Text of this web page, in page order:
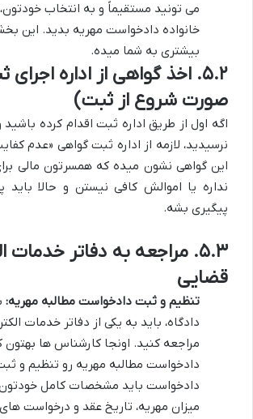
می تونید مستقیماً و به انتخاب
خانواده دادخواست مهریه بدید. این
بیشتری به شما میده.
۵.۲. اخذ گواهی از اداره
صورت شروع از ثبت)
اگه اول از طریق اداره ثبت اقدام کرده
نرسیدید، لازمه از اداره ثبت گواهی «عدم
این گواهی نشون میده که همسرتون مالی
نداره یا اموالش کافی نیستن و حالا باید
پیگیری بشه.
۵.۳. مراجعه به دفاتر خدمات
قضایی
تنظیم و ثبت دادخواست مطالبه مهریه:
دادگاه، باید به یکی از دفاتر خدمات
مراجعه کنید. اونجا کارشناس ها
دادخواست مطالبه مهریه رو تنظیم و
دادخواست باید مشخصات کامل
میزان مهریه، تاریخ عقد و درخواست